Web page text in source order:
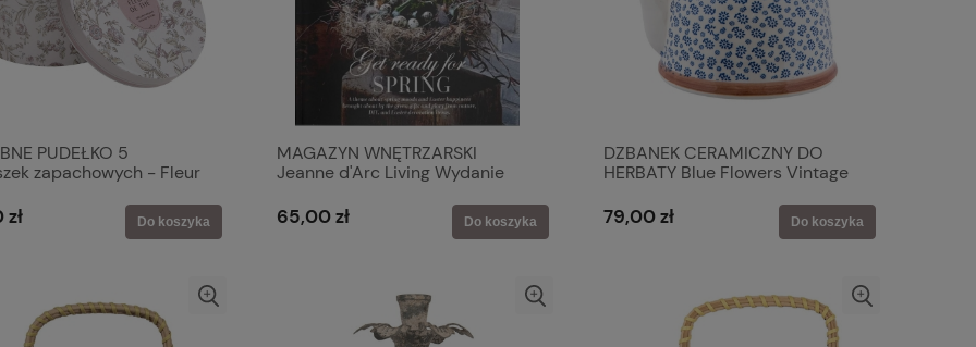
PUDEŁKO 5
zapachowych - Fleur
Do koszyka
MAGAZYN WNĘTRZARSKI
Jeanne d'Arc Living Wydanie
65,00 zł Do koszyka
DZBANEK CERAMICZNY DO
HERBATY Blue Flowers Vintage
79,00 zł Do koszyka